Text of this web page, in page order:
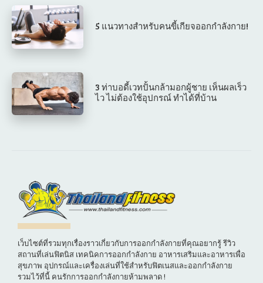
5 แนวทางสำหรับคนขี้เกียจออกกำลังกาย!
3 ท่าบอดี้เวทปั้นกล้ามอกผู้ชาย เห็นผลเร็ว
ไว ไม่ต้องใช้อุปกรณ์ ทำได้ที่บ้าน
เว็บไซต์ที่รวมทุกเรื่องราวเกี่ยวกับการออกกำลังกายที่คุณอยากรู้ รีวิว
สถานที่เล่นฟิตนิส เทคนิคการออกกำลังกาย อาหารเสริมและอาหารเพื่อ
สุขภาพ อุปกรณ์และเครื่องเล่นที่ใช้สำหรับฟิตเนสและออกกำลังกาย
รวมไว้ที่นี้ คนรักการออกกำลังกายห้ามพลาด !